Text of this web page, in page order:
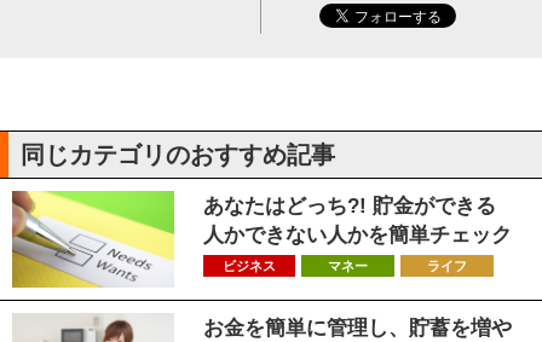
同じカテゴリのおすすめ記事
あなたはどっち?! 貯金ができる
人かできない人かを簡単チェック
ビジネス マネー ライフ
お金を簡単に管理し、貯蓄を増や